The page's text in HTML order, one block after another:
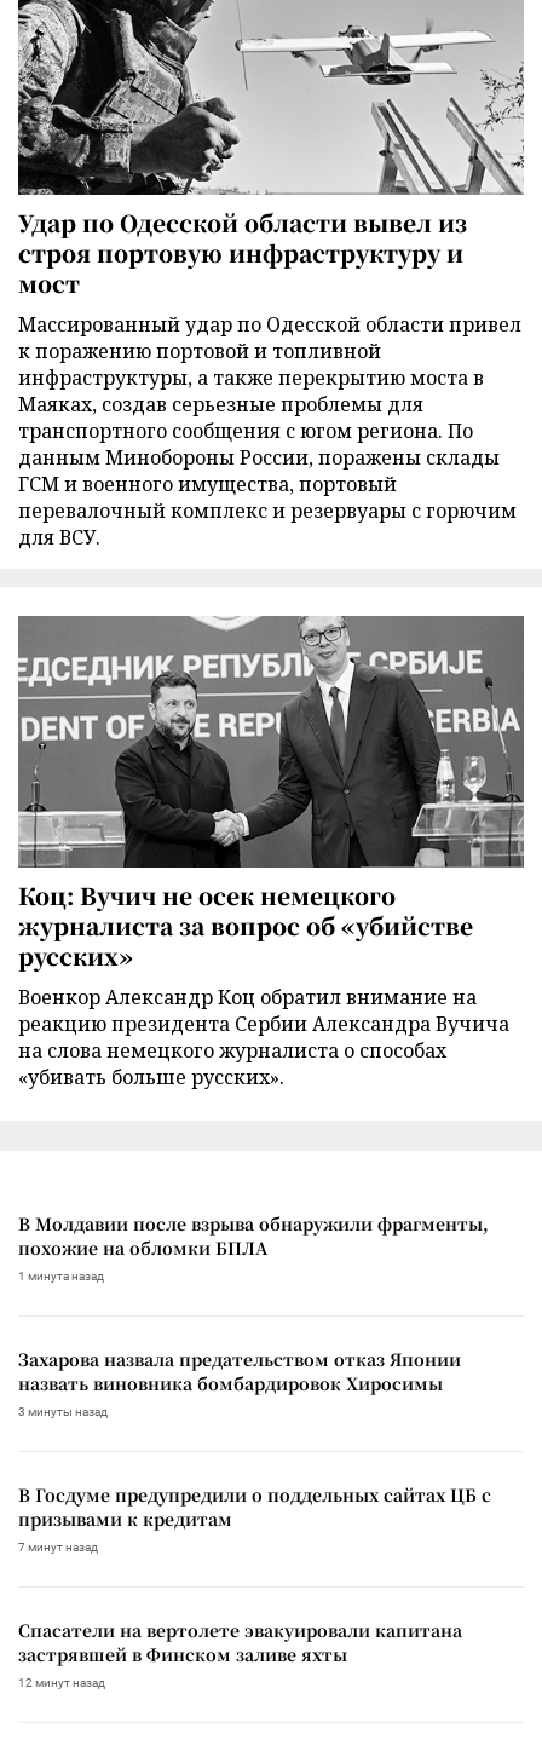
Удар по Одесской области вывел из
строя портовую инфраструктуру и
мост
Массированный удар по Одесской области привел
к поражению портовой и топливной
инфраструктуры, а также перекрытию моста в
Маяках, создав серьезные проблемы для
транспортного сообщения с югом региона. По
данным Минобороны России, поражены склады
ГСМ и военного имущества, портовый
перевалочный комплекс и резервуары с горючим
для ВСУ.
Коц: Вучич не осек немецкого
журналиста за вопрос об «убийстве
русских»
Военкор Александр Коц обратил внимание на
реакцию президента Сербии Александра Вучича
на слова немецкого журналиста о способах
«убивать больше русских».
В Молдавии после взрыва обнаружили фрагменты,
похожие на обломки БПЛА
1 минута назад
Захарова назвала предательством отказ Японии
назвать виновника бомбардировок Хиросимы
3 минуты назад
В Госдуме предупредили о поддельных сайтах ЦБ с
призывами к кредитам
7 минут назад
Спасатели на вертолете эвакуировали капитана
застрявшей в Финском заливе яхты
12 минут назад